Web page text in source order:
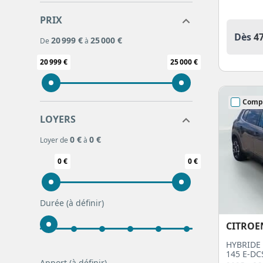
PRIX
De 20 999 €à 25 000 €
20 999 € 25 000 €
LOYERS
Loyer de 0 €à 0 €
0 € 0 €
Durée (à définir)
Dès
145 E-